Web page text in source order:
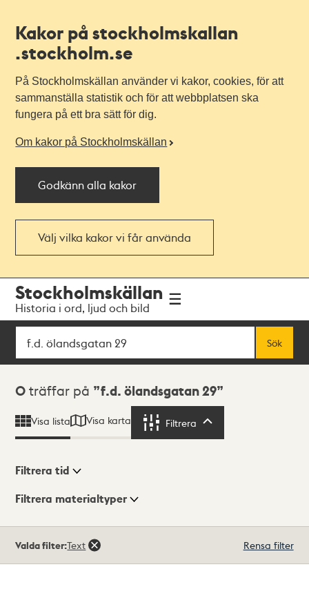
Kakor på stockholmskallan
.stockholm.se
På Stockholmskällan använder vi kakor, cookies, för att
sammanställa statistik och för att webbplatsen ska
fungera på ett bra sätt för dig.
Om kakor på Stockholmskällan
Godkänn alla kakor
Välj vilka kakor vi får använda
navigationen
huvudinnehållet
Stockholmskällan
Historia i ord, ljud och bild
Sök
Sök
Sökresultat
0 träffar på f.d. ölandsgatan 29
Visa lista Visa karta Filtrera
Visningsläge
Filtrera tid
Filtrera materialtyper
träffar
Valda filter:Text Rensa filter